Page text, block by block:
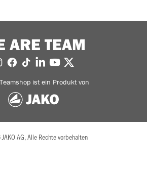
ARE TEAM
ist ein Produkt von
AG, Alle Rechte vorbehalten